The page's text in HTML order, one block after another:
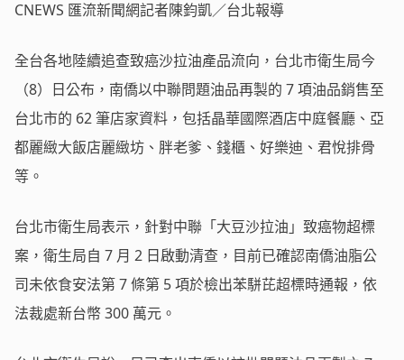
CNEWS 匯流新聞網記者陳鈞凱／台北報導
全台各地陸續追查致癌沙拉油產品流向，台北市衛生局今
（8）日公布，南僑以中聯問題油品再製的 7 項油品銷售至
台北市的 62 筆店家資料，包括晶華國際酒店中庭餐廳、亞
都麗緻大飯店麗緻坊、胖老爹、錢櫃、好樂迪、君悅排骨
等。
台北市衛生局表示，針對中聯「大豆沙拉油」致癌物超標
案，衛生局自 7 月 2 日啟動清查，目前已確認南僑油脂公
司未依食安法第 7 條第 5 項於檢出苯駢芘超標時通報，依
法裁處新台幣 300 萬元。